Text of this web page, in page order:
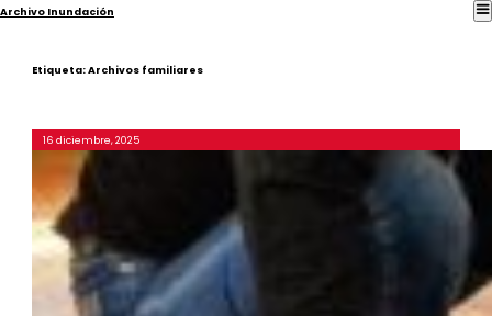
Archivo Inundación
Etiqueta:Archivos familiares
16 diciembre, 2025